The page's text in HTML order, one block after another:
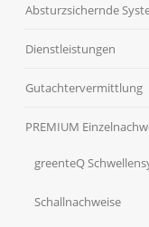
Absturzsichernde
Dienstleistungen
Gutachtervermittlung
PREMIUM
greenteQ
Schallnachweise